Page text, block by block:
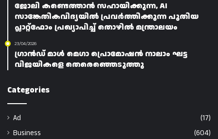
ജോലി കണ്ടെത്താൻ സഹായിക്കുന്ന, AI
സാങ്കേതികവിദ്യയിൽ പ്രവർത്തിക്കുന്ന പുതിയ
പ്ലാറ്റ്‌ഫോം പ്രഖ്യാപിച്ച് തൊഴിൽ മന്ത്രാലയം
23/04/2026
ഗ്രാൻഡ് മാൾ മെഗാ പ്രൊമോഷൻ നാലാം ഘട്ട
വിജയികളെ തെരെഞ്ഞെടുത്തു
Categories
Ad
(17)
Business
(604)